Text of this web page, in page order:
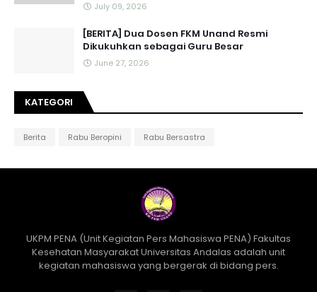
July 09, 2026
[BERITA] Dua Dosen FKM Unand Resmi
Dikukuhkan sebagai Guru Besar
June 27, 2026
KATEGORI
Berita Rabu Beropini Rabu Bersastra
UKPM PENA (Unit Kegiatan Pers Mahasiswa PENA) Fakultas
Kesehatan Masyarakat Universitas Andalas adalah unit
kegiatan mahasiswa yang bergerak di bidang pers.